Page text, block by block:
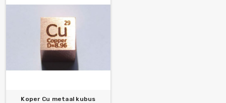
Koper Cu metaal kubus